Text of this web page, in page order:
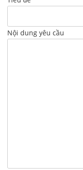
Nội dung yêu cầu